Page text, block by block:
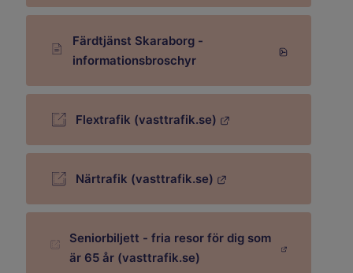
Färdtjänst Skaraborg -
informationsbroschyr
Pdf, 295 kB.
Flextrafik (vasttrafik.se)
Länk till annan webbplats.
Närtrafik (vasttrafik.se)
Länk till annan webbplats.
Seniorbiljett - fria resor för dig som
är 65 år (vasttrafik.se)
Länk till annan webbplats.